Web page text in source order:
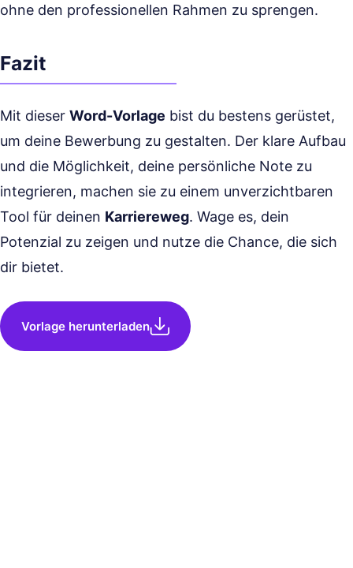
ohne den professionellen Rahmen zu sprengen.
Fazit
Mit dieser Word-Vorlage bist du bestens gerüstet,
um deine Bewerbung zu gestalten. Der klare Aufbau
und die Möglichkeit, deine persönliche Note zu
integrieren, machen sie zu einem unverzichtbaren
Tool für deinen Karriereweg. Wage es, dein
Potenzial zu zeigen und nutze die Chance, die sich
dir bietet.
Vorlage herunterladen